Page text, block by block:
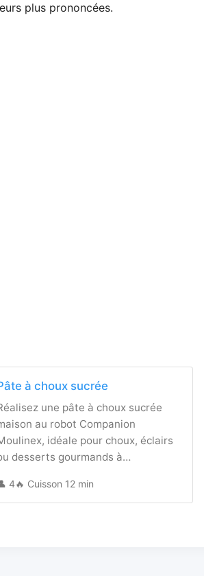
plus prononcées.
à choux sucrée
une pâte à choux sucrée
au robot Companion
idéale pour choux, éclairs
desserts gourmands à…
4🔥 Cuisson 12 min